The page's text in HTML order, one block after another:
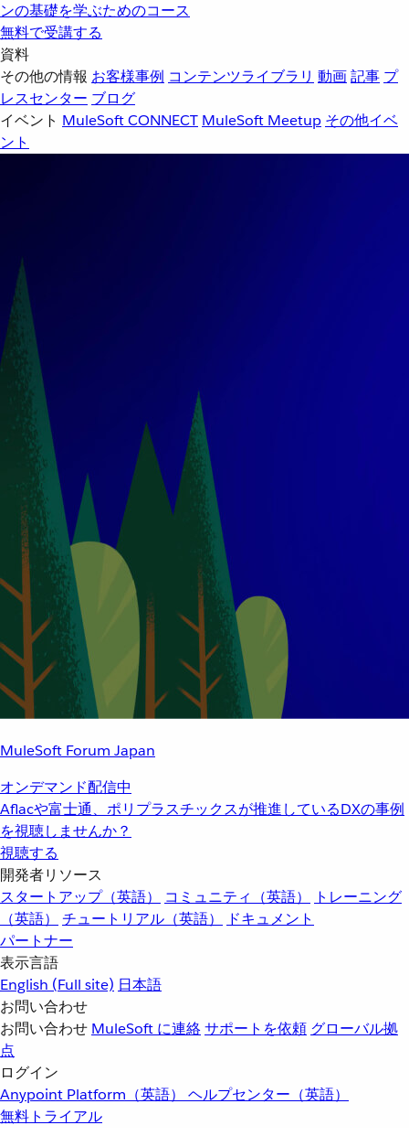
ンの基礎を学ぶためのコース
無料で受講する
資料
その他の情報 お客様事例 コンテンツライブラリ 動画記事 プ
レスセンター ブログ
イベント MuleSoft CONNECT MuleSoft Meetup その他イベ
ント
MuleSoft Forum Japan
オンデマンド配信中
Aflacや富士通、ポリプラスチックスが推進しているDXの事例
を視聴しませんか？
視聴する
開発者リソース
スタートアップ（英語）
コミュニティ（英語）
トレーニング
（英語）
チュートリアル（英語）
ドキュメント
パートナー
表示言語
English (Full site) 日本語
お問い合わせ
お問い合わせ MuleSoft に連絡サポートを依頼 グローバル拠
点
ログイン
Anypoint Platform（英語） ヘルプセンター（英語）
無料トライアル